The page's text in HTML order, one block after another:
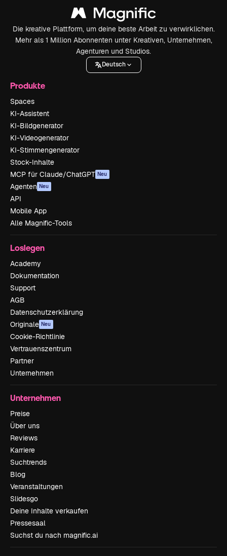
Die kreative Plattform, um deine beste Arbeit zu verwirklichen.
Mehr als 1 Million Abonnenten unter Kreativen, Unternehmen,
Agenturen und Studios.
Deutsch
Produkte
Spaces
KI-Assistent
KI-Bildgenerator
KI-Videogenerator
KI-Stimmengenerator
Stock-Inhalte
MCP für Claude/ChatGPT Neu
Agenten Neu
API
Mobile App
Alle Magnific-Tools
Loslegen
Academy
Dokumentation
Support
AGB
Datenschutzerklärung
Originale Neu
Cookie-Richtlinie
Vertrauenszentrum
Partner
Unternehmen
Unternehmen
Preise
Über uns
Reviews
Karriere
Suchtrends
Blog
Veranstaltungen
Slidesgo
Deine Inhalte verkaufen
Pressesaal
Suchst du nach magnific.ai